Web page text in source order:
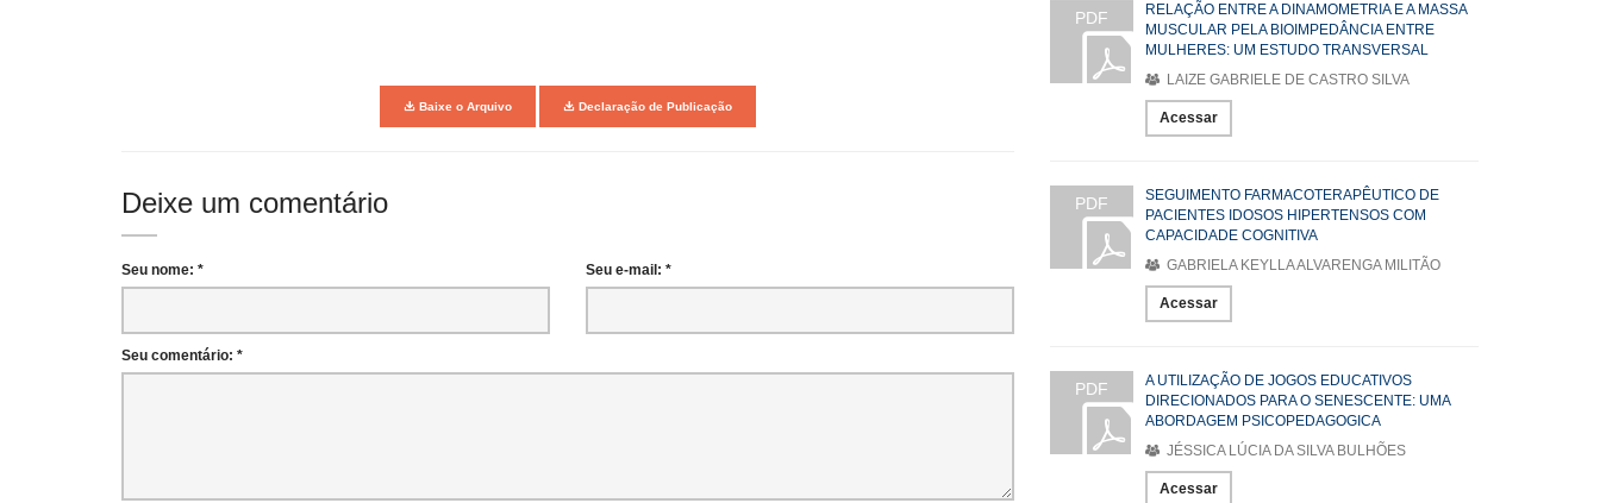
Baixe o Arquivo Declaração de Publicação
Deixe um comentário
Seu nome: * Seu e-mail: *
Seu comentário: *
PDF
RELAÇÃO ENTRE A DINAMOMETRIA E A MASSA
MUSCULAR PELA BIOIMPEDÂNCIA ENTRE
MULHERES: UM ESTUDO TRANSVERSAL
LAIZE GABRIELE DE CASTRO SILVA
Acessar
PDF
SEGUIMENTO FARMACOTERAPÊUTICO DE
PACIENTES IDOSOS HIPERTENSOS COM
CAPACIDADE COGNITIVA
GABRIELA KEYLLA ALVARENGA MILITÃO
Acessar
PDF
A UTILIZAÇÃO DE JOGOS EDUCATIVOS
DIRECIONADOS PARA O SENESCENTE: UMA
ABORDAGEM PSICOPEDAGOGICA
JÉSSICA LÚCIA DA SILVA BULHÕES
Acessar